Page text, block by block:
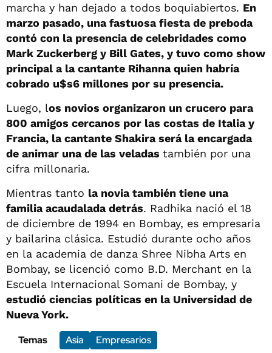
marcha y han dejado a todos boquiabiertos. En
marzo pasado, una fastuosa fiesta de preboda
contó con la presencia de celebridades como
Mark Zuckerberg y Bill Gates, y tuvo como show
principal a la cantante Rihanna quien habría
cobrado u$s6 millones por su presencia.
Luego, los novios organizaron un crucero para
800 amigos cercanos por las costas de Italia y
Francia, la cantante Shakira será la encargada
de animar una de las veladas también por una
cifra millonaria.
Mientras tanto la novia también tiene una
familia acaudalada detrás. Radhika nació el 18
de diciembre de 1994 en Bombay, es empresaria
y bailarina clásica. Estudió durante ocho años
en la academia de danza Shree Nibha Arts en
Bombay, se licenció como B.D. Merchant en la
Escuela Internacional Somani de Bombay, y
estudió ciencias políticas en la Universidad de
Nueva York.
Temas
Asia Empresarios